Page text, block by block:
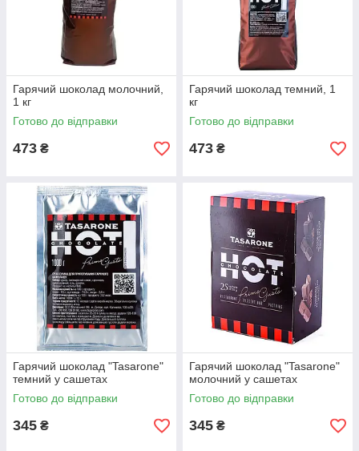
Гарячий шоколад молочний,
1 кг
Готово до відправки
473 ₴
Гарячий шоколад темний, 1
кг
Готово до відправки
473 ₴
Гарячий шоколад "Tasarone"
темний у сашетах
Готово до відправки
345 ₴
Гарячий шоколад "Tasarone"
молочний у сашетах
Готово до відправки
345 ₴